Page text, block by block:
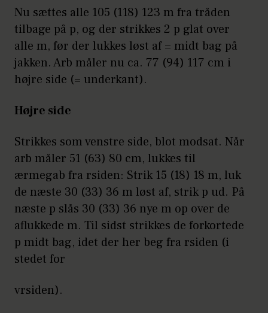
Nu sættes alle 105 (118) 123 m fra tråden
tilbage på p, og der strikkes 2 p glat over
alle m, før der lukkes løst af = midt bag på
jakken. Arb måler nu ca. 77 (94) 117 cm i
højre side (= underkant).
Højre side
Strikkes som venstre side, blot modsat. Når
arb måler 51 (63) 80 cm, lukkes til
ærmegab fra rsiden: Strik 15 (18) 18 m, luk
de næste 30 (33) 36 m løst af, strik p ud. På
næste p slås 30 (33) 36 nye m op over de
aflukkede m. Til sidst strikkes de forkortede
p midt bag, idet der her beg fra rsiden (i
stedet for
vrsiden).